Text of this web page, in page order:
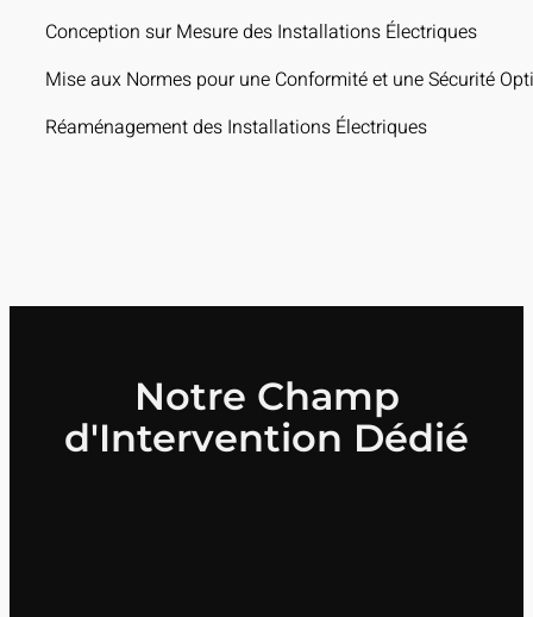
Conception sur Mesure des Installations Électriques
Mise aux Normes pour une Conformité et une Sécurité
Réaménagement des Installations Électriques
Notre Champ
d'Intervention Dédié